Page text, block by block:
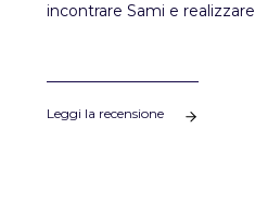
incontrare Sami e
Leggi la recensione